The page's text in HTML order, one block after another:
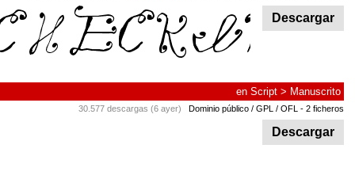
Descargar
en Script > Manuscrito
30.577 descargas (6 ayer) Dominio público / GPL / OFL - 2 ficheros
Descargar